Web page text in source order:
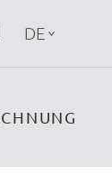
DE